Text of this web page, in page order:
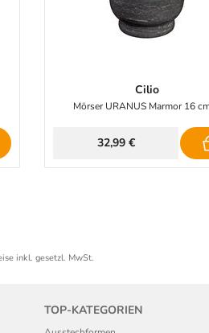
Cilio
Mörser URANUS Marmor 16
32,99 €
inkl. gesetzl. MwSt.
TOP-KATEGORIEN